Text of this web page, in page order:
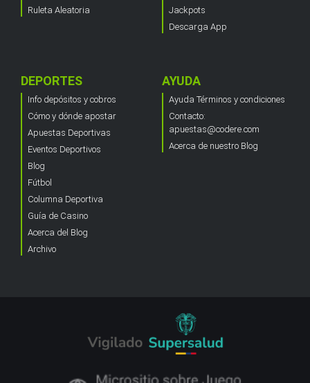
Ruleta Aleatoria
Jackpots
Descarga App
DEPORTES
Info depósitos y cobros
Cómo y dónde apostar
Apuestas Deportivas
Eventos Deportivos
Blog
Fútbol
Columna Deportiva
Guía de Casino
Acerca del Blog
Archivo
AYUDA
Ayuda Términos y condiciones
Contacto:
apuestas@codere.com
Acerca de nuestro Blog